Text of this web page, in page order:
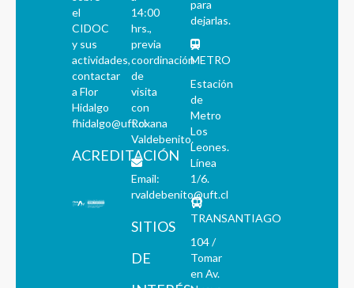
el
CIDOC
y sus
actividades,
contactar
a Flor
Hidalgo
fhidalgo@uft.cl
ACREDITACIÓN
14:00
hrs.,
previa
coordinación
de
visita
con
Roxana
Valdebenito.
Email:
rvaldebenito@uft.cl
SITIOS
DE
para
dejarlas.
METRO
Estación
de
Metro
Los
Leones.
Línea
1/6.
TRANSANTIAGO
104 /
Tomar
en Av.